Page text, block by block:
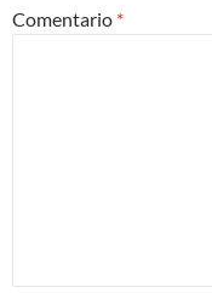
Comentario *